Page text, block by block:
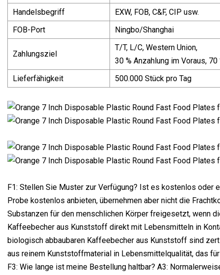
Handelsbegriff
EXW, FOB, C&F, CIP usw.
FOB-Port
Ningbo/Shanghai
Zahlungsziel
T/T, L/C, Western Union,
30 % Anzahlung im Voraus,
Lieferfähigkeit
500.000 Stück pro Tag
F1: Stellen Sie Muster zur Verfügung? Ist es kostenlos oder
Probe kostenlos anbieten, übernehmen aber nicht die
Substanzen für den menschlichen Körper freigesetzt, wenn
Kaffeebecher aus Kunststoff direkt mit Lebensmitteln in
biologisch abbaubaren Kaffeebecher aus Kunststoff sind
aus reinem Kunststoffmaterial in Lebensmittelqualität, das
F3: Wie lange ist meine Bestellung haltbar? A3: